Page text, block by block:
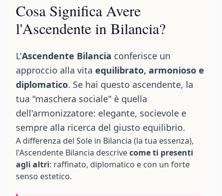
Cosa Significa Avere
l'Ascendente in Bilancia?
L'Ascendente Bilancia conferisce un
approccio alla vita equilibrato, armonioso e
diplomatico. Se hai questo ascendente, la
tua "maschera sociale" è quella
dell'armonizzatore: elegante, socievole e
sempre alla ricerca del giusto equilibrio.
A differenza del Sole in Bilancia (la tua essenza),
l'Ascendente Bilancia descrivecome ti presenti
agli altri: raffinato, diplomatico e con un forte
senso estetico.